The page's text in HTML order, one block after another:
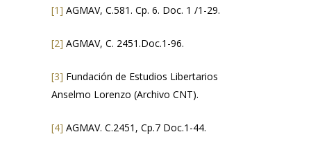
[1] AGMAV, C.581. Cp. 6. Doc. 1 /1-29.
[2] AGMAV, C. 2451.Doc.1-96.
[3] Fundación de Estudios Libertarios
Anselmo Lorenzo (Archivo CNT).
[4] AGMAV. C.2451, Cp.7 Doc.1-44.